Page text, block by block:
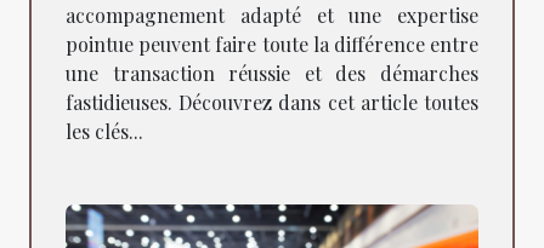
accompagnement adapté et une expertise
pointue peuvent faire toute la différence entre
une transaction réussie et des démarches
fastidieuses. Découvrez dans cet article toutes
les clés...